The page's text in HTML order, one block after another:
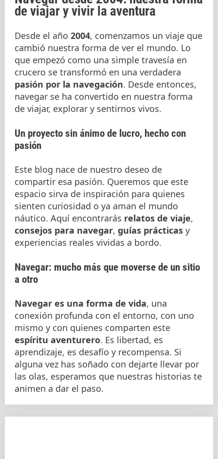
de viajar y vivir la aventura
Desde el año 2004, comenzamos un viaje que
cambió nuestra forma de ver el mundo. Lo
que empezó como una simple travesía en
crucero se transformó en una verdadera
pasión por la navegación. Desde entonces,
navegar se ha convertido en nuestra forma
de viajar, explorar y sentirnos vivos.
Un proyecto sin ánimo de lucro, hecho con
pasión
Este blog nace de nuestro deseo de
compartir esa pasión. Queremos que este
espacio sirva de inspiración para quienes
sienten curiosidad o ya aman el mundo
náutico. Aquí encontrarás relatos de viaje,
consejos para navegar, guías prácticas y
experiencias reales vividas a bordo.
Navegar: mucho más que moverse de un sitio
a otro
Navegar es una forma de vida, una
conexión profunda con el entorno, con uno
mismo y con quienes comparten este
espíritu aventurero. Es libertad, es
aprendizaje, es desafío y recompensa. Si
alguna vez has soñado con dejarte llevar por
las olas, esperamos que nuestras historias te
animen a dar el paso.